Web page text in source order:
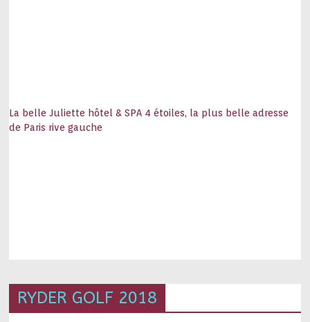
La belle Juliette hôtel & SPA 4 étoiles, la plus belle adresse
de Paris rive gauche
RYDER GOLF 2018